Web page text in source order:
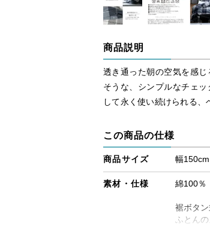
商品説明
透き通った朝の空気を感
そうな、シンプルなチェ
して永く使い続けられる、
この商品の仕様
商品サイズ 幅
素材・仕様 綿100％
裾ボタ
ふとん